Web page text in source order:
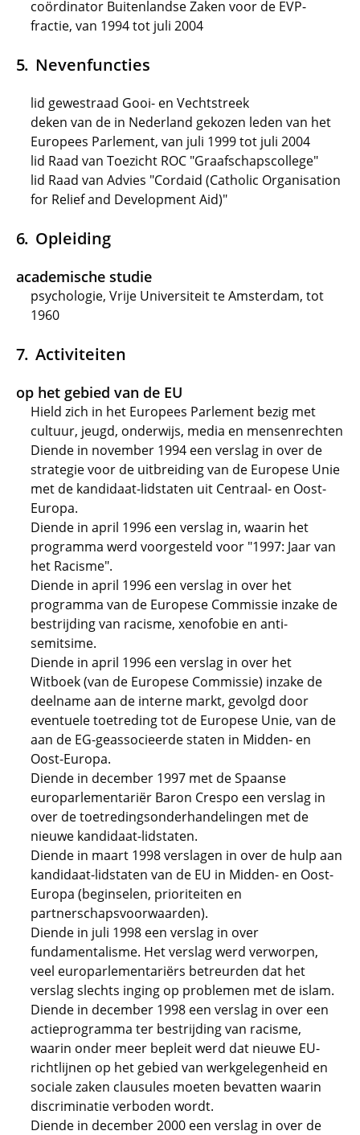
coördinator Buitenlandse Zaken voor de EVP-
fractie, van 1994 tot juli 2004
Nevenfuncties
lid gewestraad Gooi- en Vechtstreek
deken van de in Nederland gekozen leden van het
Europees Parlement, van juli 1999 tot juli 2004
lid Raad van Toezicht ROC "Graafschapscollege"
lid Raad van Advies "Cordaid (Catholic Organisation
for Relief and Development Aid)"
Opleiding
academische studie
psychologie, Vrije Universiteit te Amsterdam, tot
1960
Activiteiten
op het gebied van de EU
Hield zich in het Europees Parlement bezig met
cultuur, jeugd, onderwijs, media en mensenrechten
Diende in november 1994 een verslag in over de
strategie voor de uitbreiding van de Europese Unie
met de kandidaat-lidstaten uit Centraal- en Oost-
Europa.
Diende in april 1996 een verslag in, waarin het
programma werd voorgesteld voor "1997: Jaar van
het Racisme".
Diende in april 1996 een verslag in over het
programma van de Europese Commissie inzake de
bestrijding van racisme, xenofobie en anti-
semitsime.
Diende in april 1996 een verslag in over het
Witboek (van de Europese Commissie) inzake de
deelname aan de interne markt, gevolgd door
eventuele toetreding tot de Europese Unie, van de
aan de EG-geassocieerde staten in Midden- en
Oost-Europa.
Diende in december 1997 met de Spaanse
europarlementariër Baron Crespo een verslag in
over de toetredingsonderhandelingen met de
nieuwe kandidaat-lidstaten.
Diende in maart 1998 verslagen in over de hulp aan
kandidaat-lidstaten van de EU in Midden- en Oost-
Europa (beginselen, prioriteiten en
partnerschapsvoorwaarden).
Diende in juli 1998 een verslag in over
fundamentalisme. Het verslag werd verworpen,
veel europarlementariërs betreurden dat het
verslag slechts inging op problemen met de islam.
Diende in december 1998 een verslag in over een
actieprogramma ter bestrijding van racisme,
waarin onder meer bepleit werd dat nieuwe EU-
richtlijnen op het gebied van werkgelegenheid en
sociale zaken clausules moeten bevatten waarin
discriminatie verboden wordt.
Diende in december 2000 een verslag in over de